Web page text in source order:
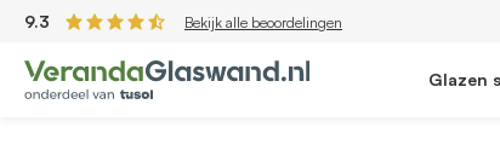
9.3 Bekijk alle beoordelingen
Glazen